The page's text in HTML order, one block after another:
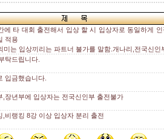
에 타 대회 출전해서 입상 할 시 입상자로 동일하게 인
적용
미는 입상끼리는 파트너 불가를 말함.개나리,전국신인
탁드립니다.
입금했습니다.
,장년부에 입상자는 전국신인부 출전불가
,비랭킹 8강 이상 입상자 분리 출전